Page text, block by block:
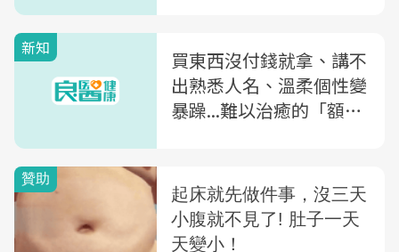
新知
買東西沒付錢就拿、講不
出熟悉人名、溫柔個性變
暴躁...難以治癒的「額顳